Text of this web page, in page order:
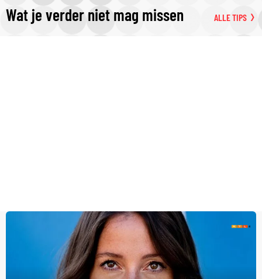
Wat je verder niet mag missen ALLE TIPS